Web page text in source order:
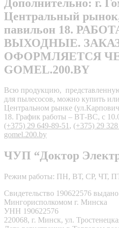
Дополнительно: г.
Центральный рынок,
павильон 18.
ВЫХОДНЫЕ.
ОФОРМЛЯЕТСЯ
GOMEL.200.BY
Всю продукцию,
для пылесосов, можно купить или
Центральном рынке
18. График работы – ВТ-ВС, с
(+375) 29 649-89-51, (+375) 29
gomel.200.by
ЧУП “Доктор
Режим работы: ПН, ВТ, СР, ЧТ,
Свидетельство 190622576
Мингорисполкомом г. Минска
УНН 190622576
220068, г. Минск, ул.